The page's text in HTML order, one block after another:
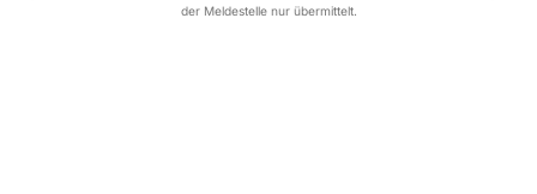
der Meldestelle nur übermittelt.